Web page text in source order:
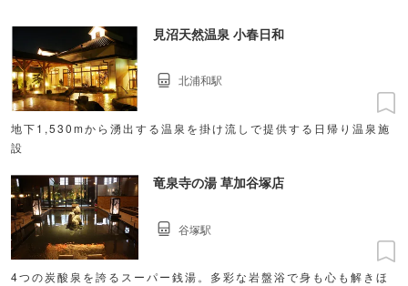
見沼天然温泉 小春日和
地下1,530mから湧出する温泉を掛け流しで提供する日帰り温泉施
設
北浦和駅
竜泉寺の湯 草加谷塚店
4つの炭酸泉を誇るスーパー銭湯。多彩な岩盤浴で身も心も解きほ
谷塚駅